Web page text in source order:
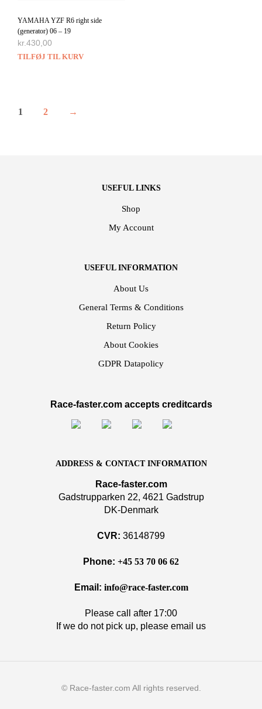
YAMAHA YZF R6 right side
(generator) 06 – 19
kr.430,00
TILFØJ TIL KURV
1 2 →
USEFUL LINKS
Shop
My Account
USEFUL INFORMATION
About Us
General Terms & Conditions
Return Policy
About Cookies
GDPR Datapolicy
Race-faster.com accepts creditcards
ADDRESS & CONTACT INFORMATION
Race-faster.com
Gadstrupparken 22, 4621 Gadstrup
DK-Denmark
CVR: 36148799
Phone: +45 53 70 06 62
Email: info@race-faster.com
Please call after 17:00
If we do not pick up, please email us
© Race-faster.com All rights reserved.